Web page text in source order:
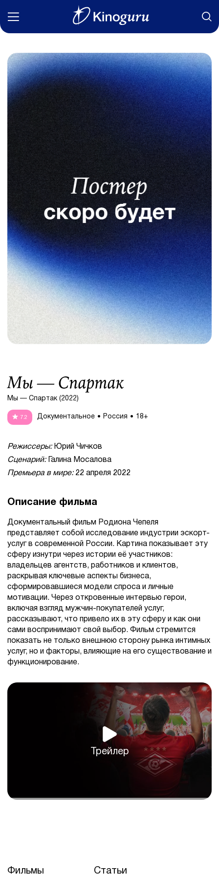
Фильмы
Статьи
Сериалы
Новости
Подборки
Рецензии
О нас
Авторы
Мы — Спартак
Мы — Спартак (2022)
7.2 Документальное Россия 18+
Режиссеры:Юрий Чичков
Сценарий:Галина Мосалова
Премьера в мире:22 апреля 2022
Описание фильма
Документальный фильм Родиона Чепеля
представляет собой исследование индустрии эскорт-
услуг в современной России. Картина показывает эту
сферу изнутри через истории её участников:
владельцев агентств, работников и клиентов,
раскрывая ключевые аспекты бизнеса,
сформировавшиеся модели спроса и личные
мотивации. Через откровенные интервью герои,
включая взгляд мужчин-покупателей услуг,
рассказывают, что привело их в эту сферу и как они
сами воспринимают свой выбор. Фильм стремится
показать не только внешнюю сторону рынка интимных
услуг, но и факторы, влияющие на его существование и
функционирование.
Трейлер
Фильмы Статьи